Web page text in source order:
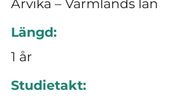
Arvika – Värmlands län
Längd:
1 år
Studietakt: